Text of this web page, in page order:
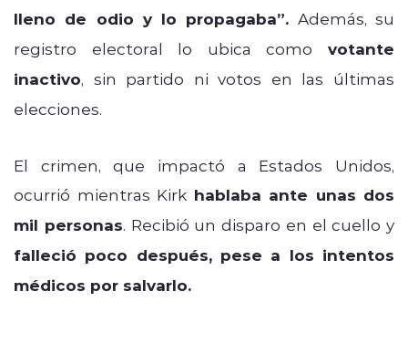
lleno de odio y lo propagaba”. Además, su
registro electoral lo ubica como votante
inactivo, sin partido ni votos en las últimas
elecciones.
El crimen, que impactó a Estados Unidos,
ocurrió mientras Kirk hablaba ante unas dos
mil personas. Recibió un disparo en el cuello y
falleció poco después, pese a los intentos
médicos por salvarlo.